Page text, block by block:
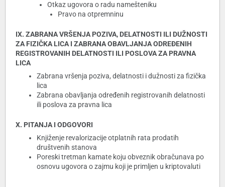
Otkaz ugovora o radu namešteniku
Pravo na otpremninu
IX. ZABRANA VRŠENJA POZIVA, DELATNOSTI ILI DUŽNOSTI
ZA FIZIČKA LICA I ZABRANA OBAVLJANJA ODREĐENIH
REGISTROVANIH DELATNOSTI ILI POSLOVA ZA PRAVNA
LICA
Zabrana vršenja poziva, delatnosti i dužnosti za fizička
lica
Zabrana obavljanja određenih registrovanih delatnosti
ili poslova za pravna lica
X. PITANJA I ODGOVORI
Knjiženje revalorizacije otplatnih rata prodatih
društvenih stanova
Poreski tretman kamate koju obveznik obračunava po
osnovu ugovora o zajmu koji je primljen u kriptovaluti